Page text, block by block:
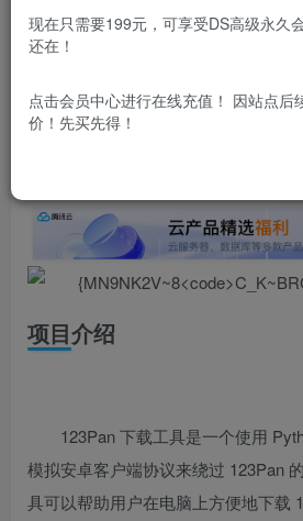
载及登录回复下载，都为免费资源， 积
得！
本站所有内容来自互联网收集，仅供学
用途。如有侵权、不妥之处，请第一时间
项目介绍
123Pan 下载工具是一个使用
模拟安卓客户端协议来绕过 123Pan
具可以帮助用户在电脑上方便地下载
现在只需要199元，可享受DS高级永久
还在！
点击会员中心进行在线充值！ 因站点后
价！先买先得！